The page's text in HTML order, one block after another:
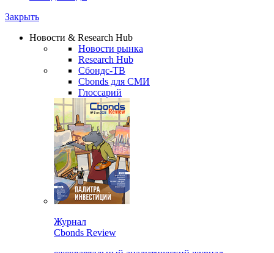
Watchlist
Сбондс Люди
Новости & Research Hub
Новости рынка
Research Hub
Сбондс-ТВ
Cbonds для СМИ
Глоссарий